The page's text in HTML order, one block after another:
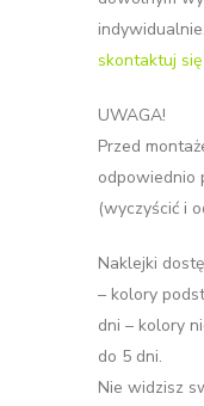
skontaktuj
UWAGA!
Przed
odpowiednio
(wyczyścić i
Naklejki
– kolory
dni – kolory
do 5 dni.
Nie widzisz